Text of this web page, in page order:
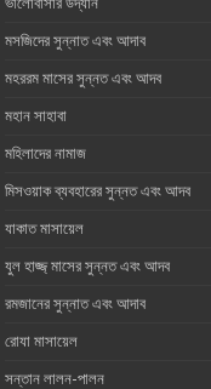
মসজিদের সুন্নাত এবং আদাব
মহররম মাসের সুন্নত এবং আদব
মহান সাহাবা
মহিলাদের নামাজ
মিসওয়াক ব্যবহারের সুন্নত এবং আদব
যাকাত মাসায়েল
যুল হাজ্জ্ মাসের সুন্নত এবং আদব
রমজানের সুন্নাত এবং আদাব
রোযা মাসায়েল
সন্তান লালন-পালন